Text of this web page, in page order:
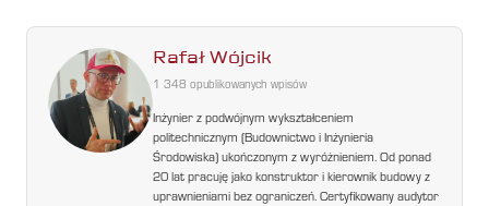
Rafał Wójcik
1 348 opublikowanych wpisów
Inżynier z podwójnym wykształceniem
politechnicznym (Budownictwo i Inżynieria
Środowiska) ukończonym z wyróżnieniem. Od ponad
20 lat pracuję jako konstruktor i kierownik budowy z
uprawnieniami bez ograniczeń. Certyfikowany audytor